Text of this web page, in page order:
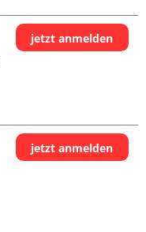
jetzt anmelden
jetzt anmelden